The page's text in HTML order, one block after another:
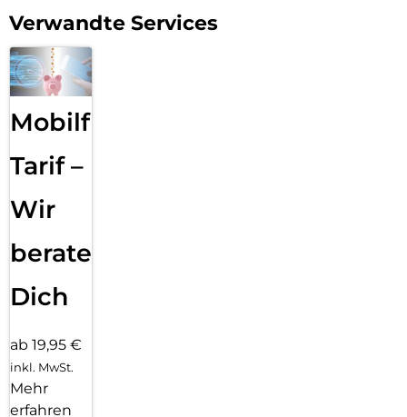
Verwandte Services
Mobilfunk
Tarif –
Wir
beraten
Dich
ab 19,95 €
inkl. MwSt.
Mehr
erfahren